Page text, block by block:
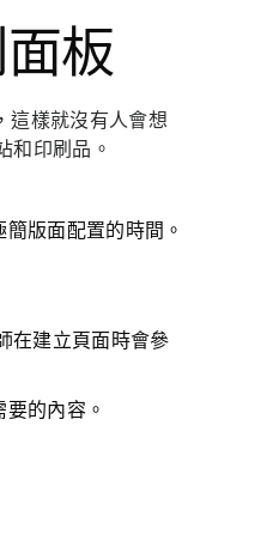
板
這樣就沒有人會想
和印刷品。
版面配置的時間。
在建立頁面時會參
的內容。